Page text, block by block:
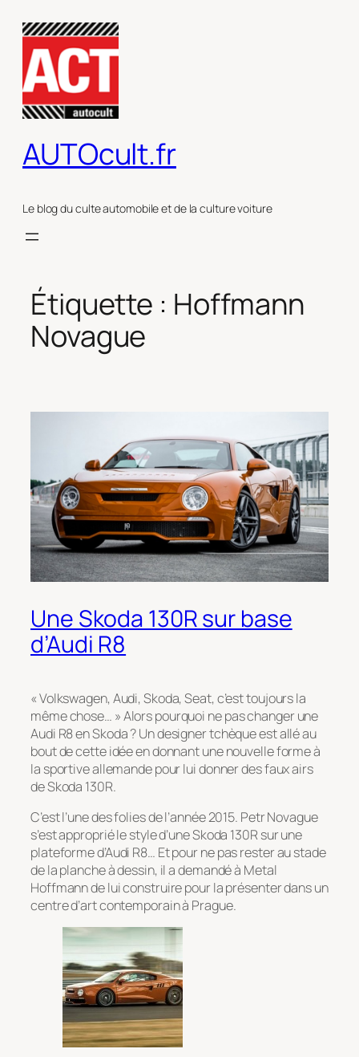
contenu
AUTOcult.fr
Le blog du culte automobile et de la culture voiture
Étiquette : Hoffmann
Novague
Une Skoda 130R sur base
d’Audi R8
« Volkswagen, Audi, Skoda, Seat, c’est toujours la
même chose… » Alors pourquoi ne pas changer une
Audi R8 en Skoda ? Un designer tchèque est allé au
bout de cette idée en donnant une nouvelle forme à
la sportive allemande pour lui donner des faux airs
de Skoda 130R.
C’est l’une des folies de l’année 2015. Petr Novague
s’est approprié le style d’une Skoda 130R sur une
plateforme d’Audi R8… Et pour ne pas rester au stade
de la planche à dessin, il a demandé à Metal
Hoffmann de lui construire pour la présenter dans un
centre d’art contemporain à Prague.